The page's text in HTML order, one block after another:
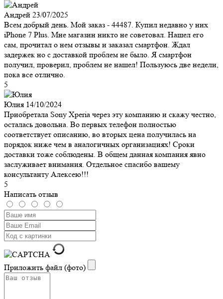
Андрей 23/07/2025
Всем добрый день. Мой заказ - 44487. Купил недавно у них
iPhone 7 Plus. Мне магазин никто не советовал. Нашел его
сам, прочитал о нем отзывы и заказал смартфон. Ждал
задержек но с доставкой проблем не было. Я смартфон
получил, проверил, проблем не нашел! Пользуюсь две недели,
пока все отлично.
5
Юлия 14/10/2024
Приобретала Sony Xperia через эту компанию и скажу честно,
осталась довольна. Во первых телефон полностью
соответствует описанию, во вторых цена получилась на
порядок ниже чем в аналогичных организациях! Сроки
доставки тоже соблюдены. В общем данная компания явно
заслуживает внимания. Отдельное спасибо вашему
консультанту Алексею!!!
5
Написать отзыв
Приложить файл (фото)